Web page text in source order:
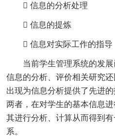
 信息的分析处理
 信息的提炼
 信息对实际工作的指导
当前学生管理系统的发展
信息的分析、评价相关研究
出现为信息分析提供了先进
两者，在对学生的基本信息
其进行分析、计算从而得到
系。